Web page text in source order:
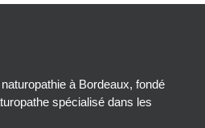
à Bordeaux, fondé
spécialisé dans les